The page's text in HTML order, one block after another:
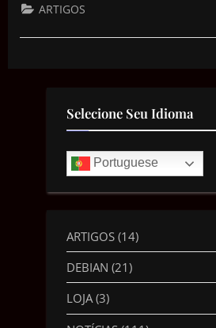
ARTIGOS
Selecione Seu Idioma
Portuguese
ARTIGOS (14)
DEBIAN (21)
LOJA(3)